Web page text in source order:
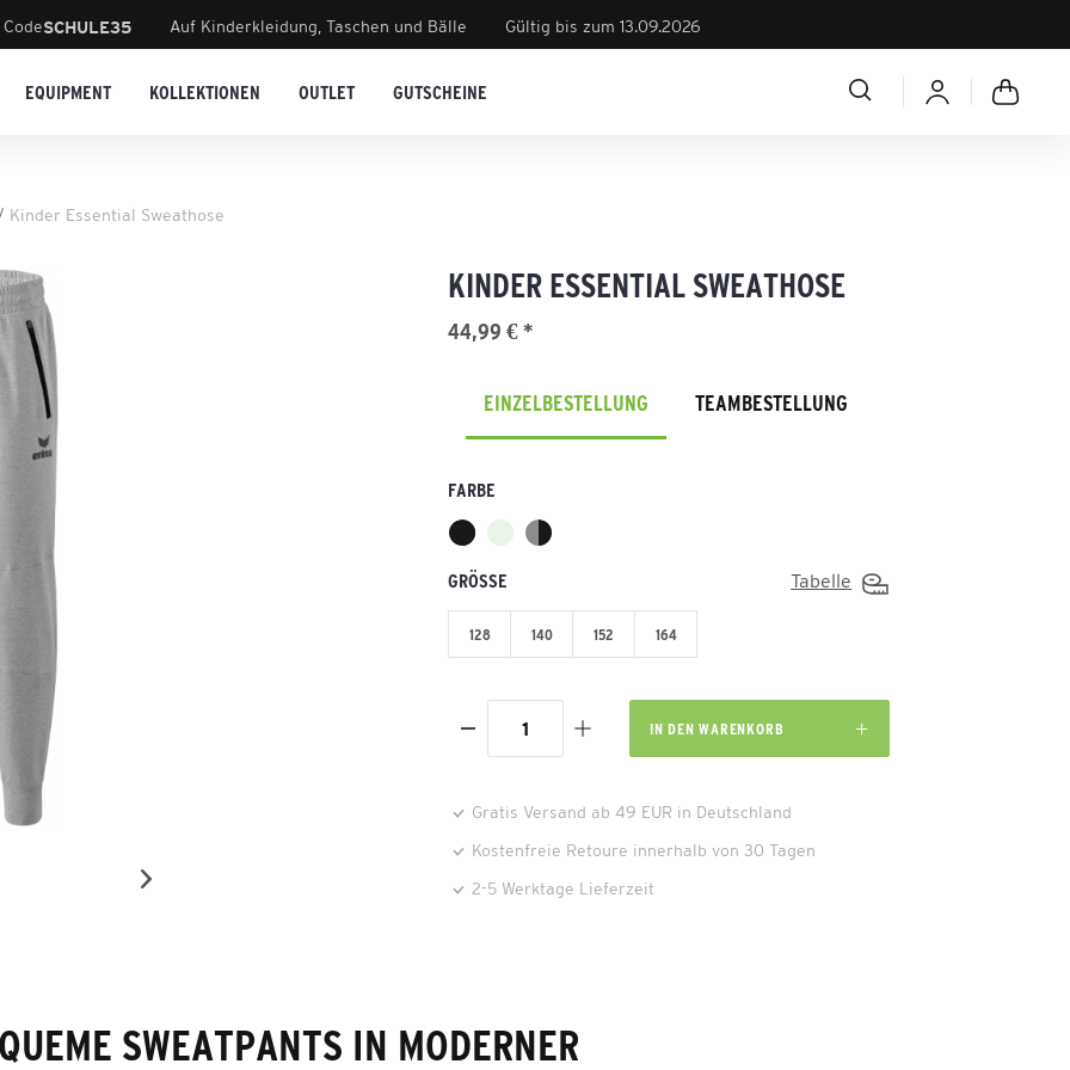
SCHULE35 Auf Kinderkleidung, Taschen und Bälle Gültig bis zum 13.09.2026
EQUIPMENT KOLLEKTIONEN OUTLET GUTSCHEINE
Kinder Essential Sweathose
KINDER ESSENTIAL SWEATHOSE
44,99 € *
EINZELBESTELLUNG TEAMBESTELLUNG
FARBE
GRÖSSE Tabelle
128 140 152 164
IN DEN WARENKORB
Gratis Versand ab 49 EUR in Deutschland
Kostenfreie Retoure innerhalb von 30 Tagen
2-5 Werktage Lieferzeit
SWEATPANTS IN MODERNER